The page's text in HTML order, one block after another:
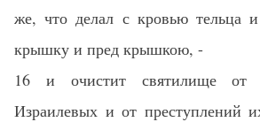
же, что делал с кровью тельца
крышку и пред крышкою, -
16 и очистит святилище от
Израилевых и от преступлений